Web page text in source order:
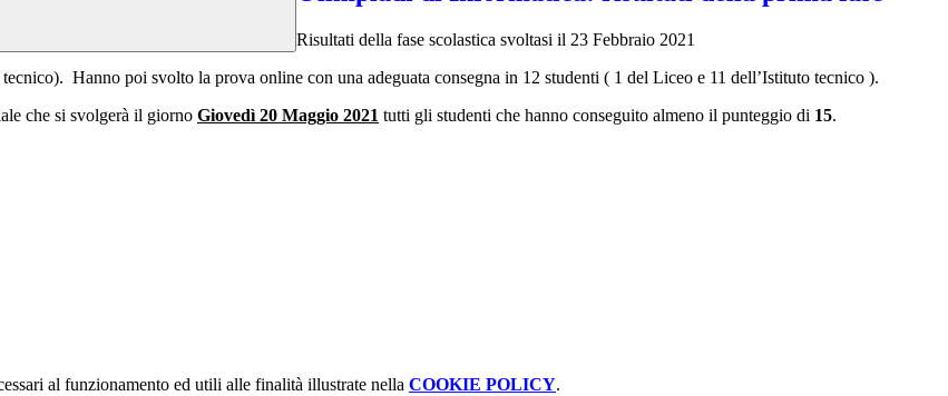
Risultati della fase scolastica svoltasi il 23 Febbraio 2021
Hanno poi svolto la prova online con una adeguata consegna in 12 studenti ( 1 del Liceo e 11 dell’Istituto tecnico ).
che si svolgerà il giorno Giovedì 20 Maggio 2021 tutti gli studenti che hanno conseguito almeno il punteggio di 15.
al funzionamento ed utili alle finalità illustrate nella COOKIE POLICY.